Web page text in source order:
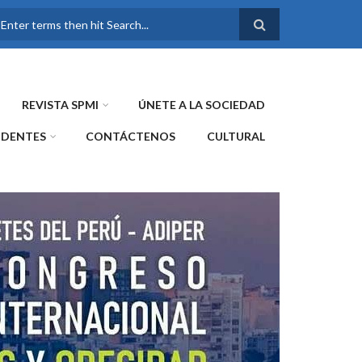
FORMULARIO DE
REVISTA SPMI ÚNETE A LA SOCIEDAD
CONTÁCTENOS CULTURAL